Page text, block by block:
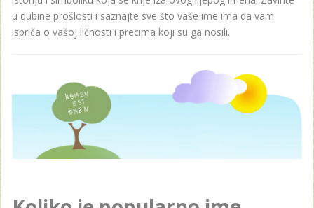
u dubine prošlosti i saznajte sve što vaše ime ima da vam
ispriča o vašoj ličnosti i precima koji su ga nosili.